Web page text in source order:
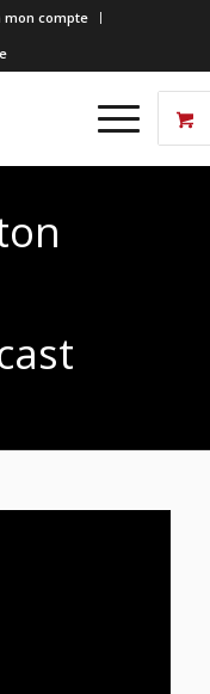
mon compte